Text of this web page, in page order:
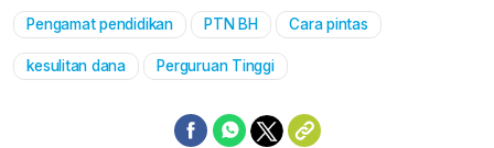
Pengamat pendidikan PTN BH Cara pintas
kesulitan dana Perguruan Tinggi